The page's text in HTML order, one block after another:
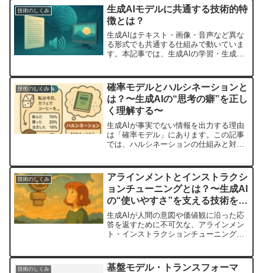
技術のしくみ
生成AIモデルに共通する技術的特
徴とは？
生成AIはテキスト・画像・音声など異な
る形式でも共通する仕組みで動いていま
す。本記事では、生成AIの学習・生成プ
ます。
技術のしくみ
確率モデルとハルシネーションと
は？〜生成AIの“思考の癖”を正し
く理解する〜
生成AIが事実でない情報を出力する理由
は「確率モデル」にあります。この記事
では、ハルシネーションの仕組みと対
技術のしくみ
アラインメントとインストラクシ
ョンチューニングとは？〜生成AI
の“使いやすさ”を支える技術を理
解しよう〜
生成AIが人間の意図や価値観に沿った応
答を返すために不可欠な、アラインメン
ト・インストラクションチューニング・
内容です。
技術のしくみ
基盤モデル・トランスフォーマ